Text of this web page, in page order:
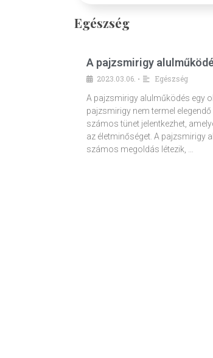
Egészség
A pajzsmirigy
2023.03.06. •
Egészség
A pajzsmirigy alulműködés egy
pajzsmirigy nem termel
számos tünet jelentkezhet,
az életminőséget. A pajzsmirigy
számos megoldás létezik, …